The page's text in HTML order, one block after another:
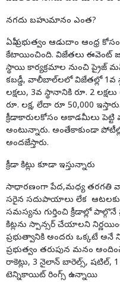
నగదు బహుమానం ఎంత?
ఏపీ ప్రభుత్వం ఆడుదాం ఆంధ్ర
కేటాయించింది. విజేతలు ఈవెంట్
స్థాయి కార్యక్రమాల నుంచి ప్రైజ్
కబడ్డీ, వాలీబాల్‌లలో విజేతల్లో 1వ
లక్షలు, 3వ స్థానానికి రూ. 2
రూ. లక్ష, లేదా రూ 50,000
క్రీడాకారులకోసం అకాడమీలు పెట్టి
అంటున్నారు. అంతేకాకుండా
అందజేస్తారు.
క్రీడా కిట్లు కూడా ఇస్తున్నారు
సాధారణంగా పేద,మధ్య తరగతి
సరైన సదుపాయాలు లేక
సమస్యను గుర్తించి క్రీడాల్లో
కిట్లను స్పాన్సర్ చేయాలని
ప్రభుత్వానికి అందరు ఒక్కటే
ప్రభుత్వం తరుపున మనం
రాకెట్లు, 3 నైలాన్ బారెల్స్,
టెన్నికాయిట్ రింగ్స్ ఉన్నాయి